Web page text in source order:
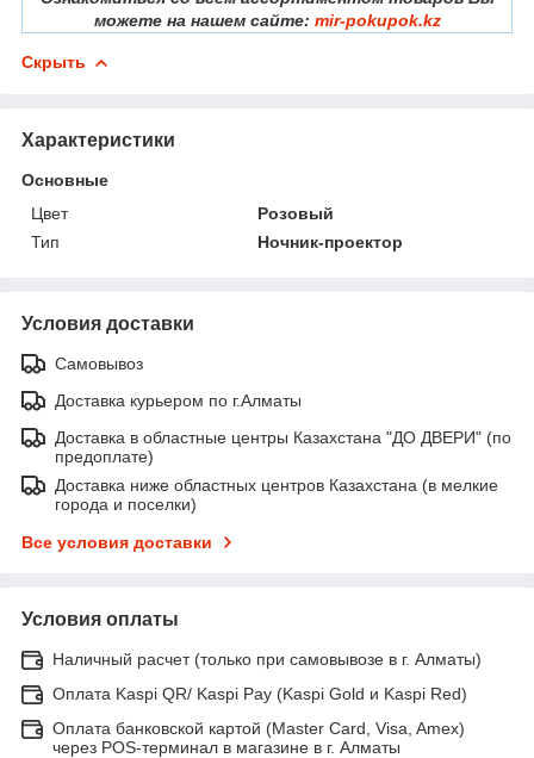
можете на нашем сайте: mir-pokupok.kz
Скрыть
Характеристики
Основные
Цвет
Розовый
Тип
Ночник-проектор
Условия доставки
Самовывоз
Доставка курьером по г.Алматы
Доставка в областные центры Казахстана "ДО ДВЕРИ" (по
предоплате)
Доставка ниже областных центров Казахстана (в мелкие
города и поселки)
Все условия доставки
Условия оплаты
Наличный расчет (только при самовывозе в г. Алматы)
Оплата Kaspi QR/ Kaspi Pay (Kaspi Gold и Kaspi Red)
Оплата банковской картой (Master Card, Visa, Amex)
через POS-терминал в магазине в г. Алматы